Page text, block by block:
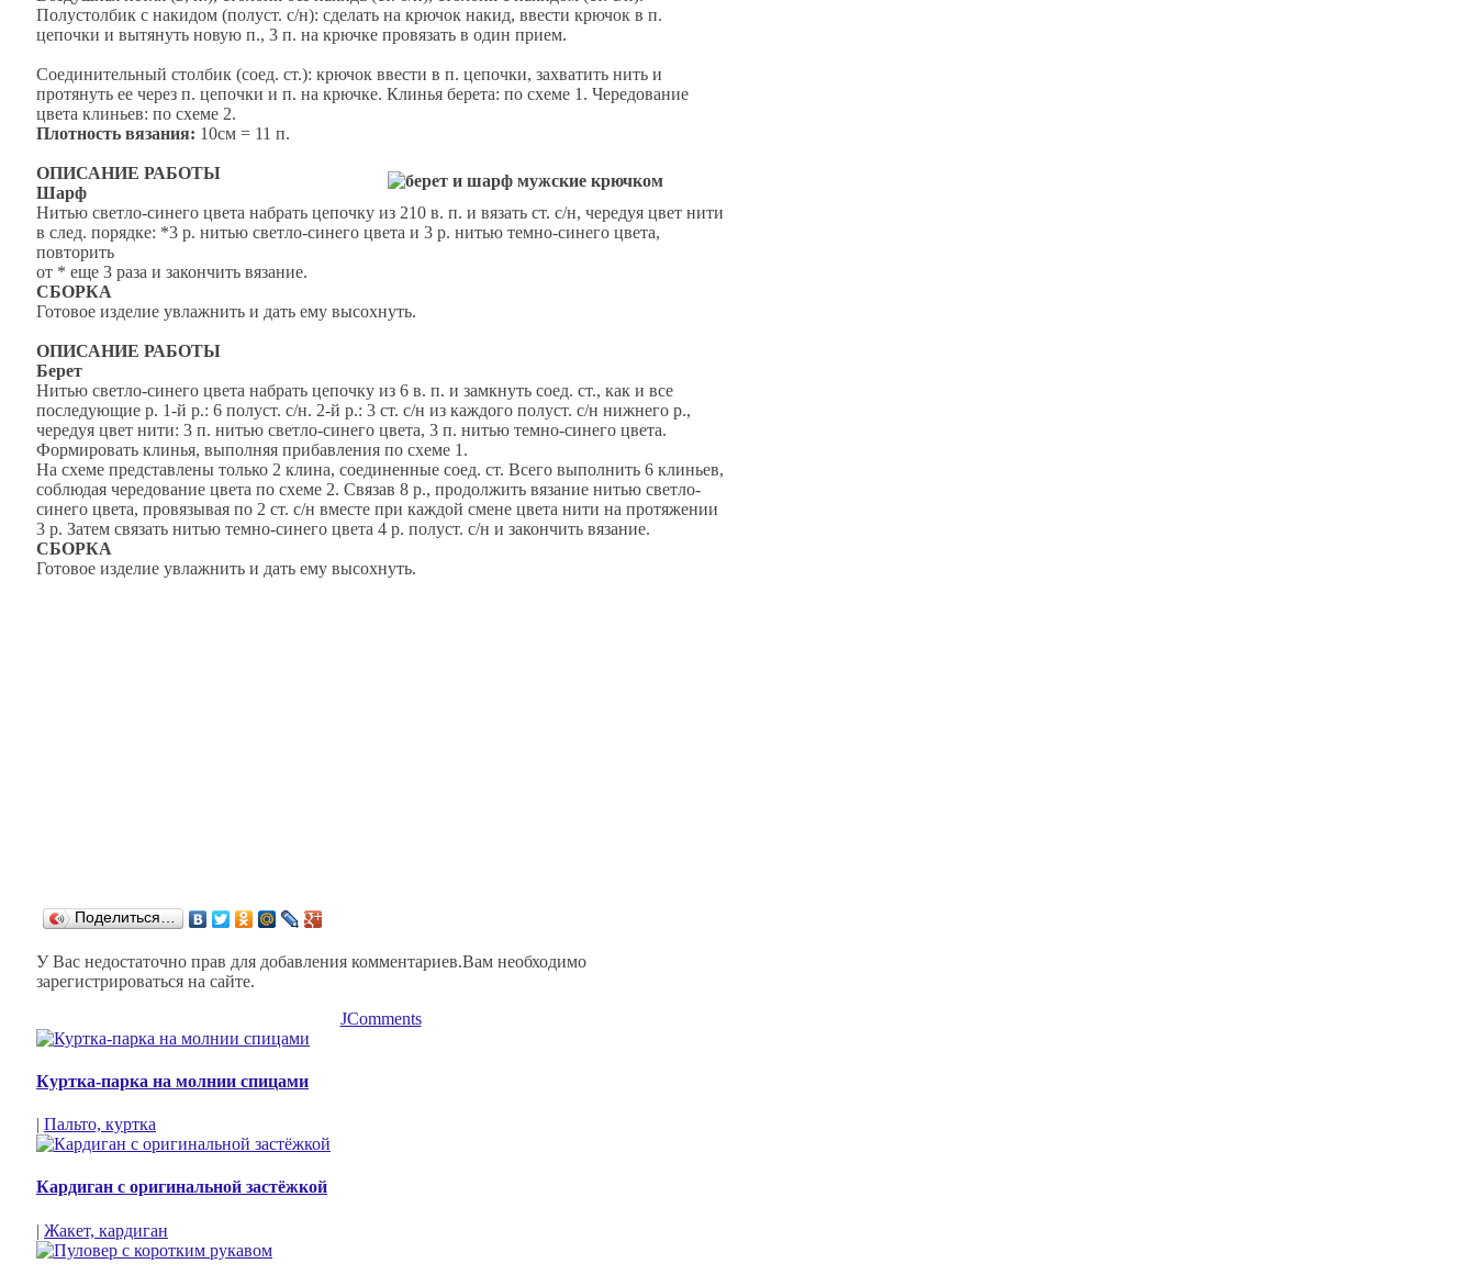
Полустолбик с накидом (полуст. с/н): сделать на крючок накид, ввести крючок в п.
цепочки и вытянуть новую п., 3 п. на крючке провязать в один прием.
Соединительный столбик (соед. ст.): крючок ввести в п. цепочки, захватить нить и
протянуть ее через п. цепочки и п. на крючке. Клинья берета: по схеме 1. Чередование
цвета клиньев: по схеме 2.
Плотность вязания: 10см = 11 п.
ОПИСАНИЕ РАБОТЫ
Шарф
Нитью светло-синего цвета набрать цепочку из 210 в. п. и вязать ст. с/н, чередуя цвет нити
в след. порядке: *3 р. нитью светло-синего цвета и 3 р. нитью темно-синего цвета,
повторить
от * еще 3 раза и закончить вязание.
СБОРКА
Готовое изделие увлажнить и дать ему высохнуть.
ОПИСАНИЕ РАБОТЫ
Берет
Нитью светло-синего цвета набрать цепочку из 6 в. п. и замкнуть соед. ст., как и все
последующие р. 1-й р.: 6 полуст. с/н. 2-й р.: 3 ст. с/н из каждого полуст. с/н нижнего р.,
чередуя цвет нити: 3 п. нитью светло-синего цвета, 3 п. нитью темно-синего цвета.
Формировать клинья, выполняя прибавления по схеме 1.
На схеме представлены только 2 клина, соединенные соед. ст. Всего выполнить 6 клиньев,
соблюдая чередование цвета по схеме 2. Связав 8 р., продолжить вязание нитью светло-
синего цвета, провязывая по 2 ст. с/н вместе при каждой смене цвета нити на протяжении
3 р. Затем связать нитью темно-синего цвета 4 р. полуст. с/н и закончить вязание.
СБОРКА
Готовое изделие увлажнить и дать ему высохнуть.
Поделиться…
У Вас недостаточно прав для добавления комментариев.Вам необходимо
зарегистрироваться на сайте.
JComments
Куртка-парка на молнии спицами
| Пальто, куртка
Кардиган с оригинальной застёжкой
| Жакет, кардиган